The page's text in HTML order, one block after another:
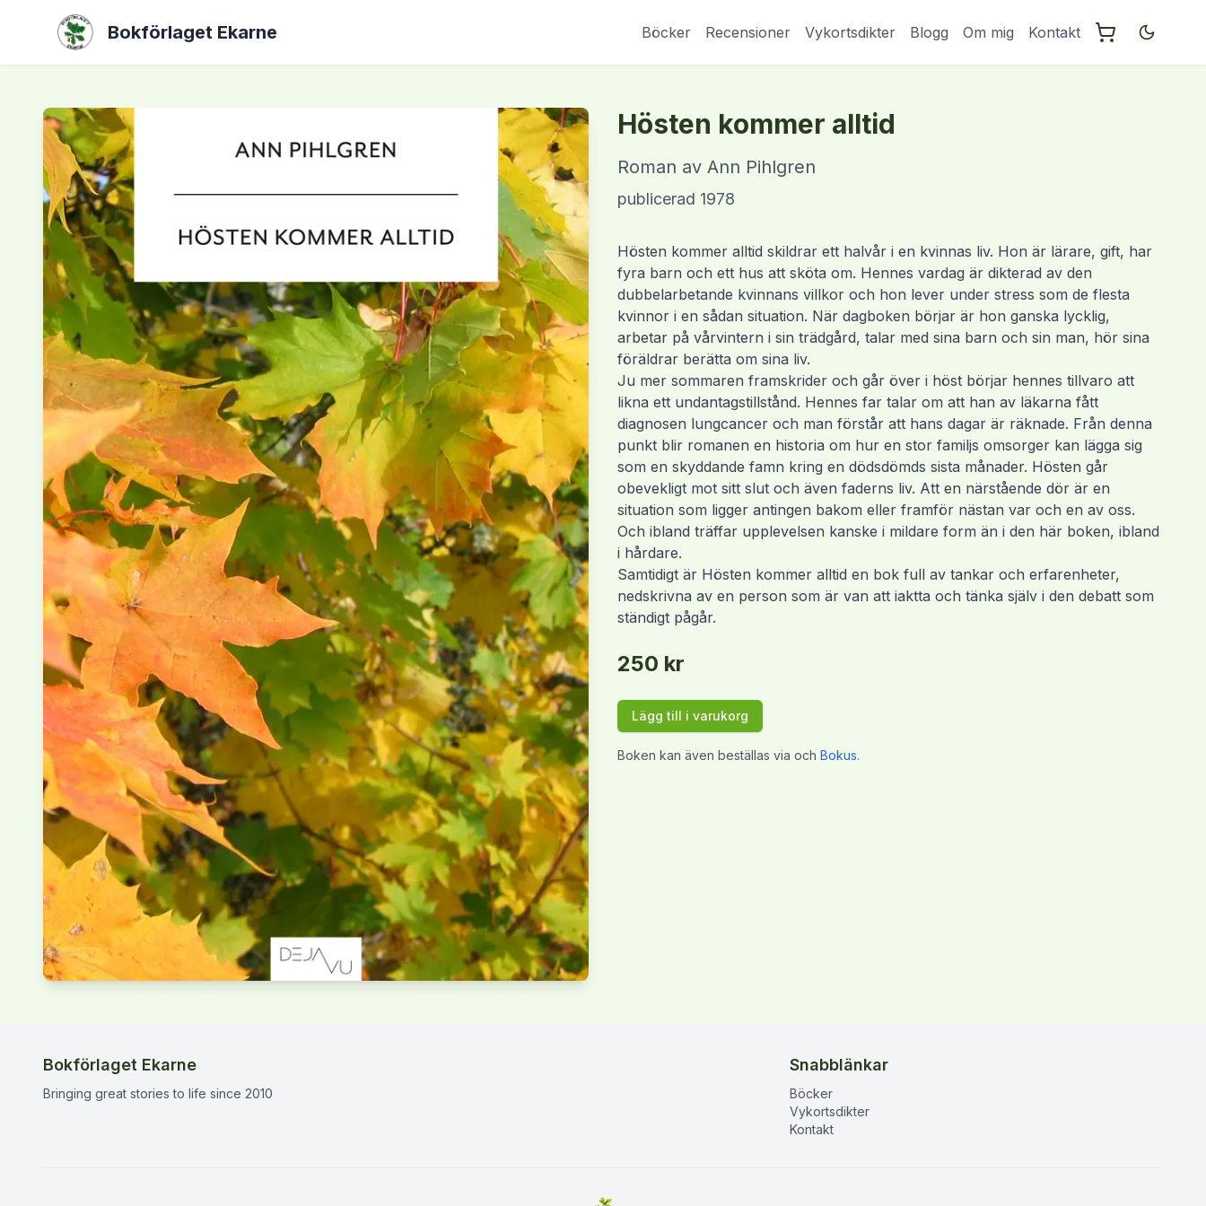
Bokförlaget Ekarne Böcker Recensioner Vykortsdikter Blogg Om mig Kontakt
Hösten kommer alltid
Roman av Ann Pihlgren
publicerad 1978
Hösten kommer alltid skildrar ett halvår i en kvinnas liv. Hon är lärare, gift, har
fyra barn och ett hus att sköta om. Hennes vardag är dikterad av den
dubbelarbetande kvinnans villkor och hon lever under stress som de flesta
kvinnor i en sådan situation. När dagboken börjar är hon ganska lycklig,
arbetar på vårvintern i sin trädgård, talar med sina barn och sin man, hör sina
föräldrar berätta om sina liv.
Ju mer sommaren framskrider och går över i höst börjar hennes tillvaro att
likna ett undantagstillstånd. Hennes far talar om att han av läkarna fått
diagnosen lungcancer och man förstår att hans dagar är räknade. Från denna
punkt blir romanen en historia om hur en stor familjs omsorger kan lägga sig
som en skyddande famn kring en dödsdömds sista månader. Hösten går
obevekligt mot sitt slut och även faderns liv. Att en närstående dör är en
situation som ligger antingen bakom eller framför nästan var och en av oss.
Och ibland träffar upplevelsen kanske i mildare form än i den här boken, ibland
i hårdare.
Samtidigt är Hösten kommer alltid en bok full av tankar och erfarenheter,
nedskrivna av en person som är van att iaktta och tänka själv i den debatt som
ständigt pågår.
250 kr
Lägg till i varukorg
Boken kan även beställas via och Bokus.
Bokförlaget Ekarne
Bringing great stories to life since 2010
Snabblänkar
Böcker
Vykortsdikter
Kontakt